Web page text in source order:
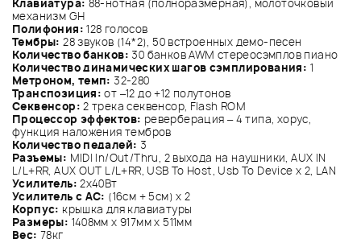
Клавиатура: 88-нотная (полноразмерная), молоточковый
механизм GH
Полифония: 128 голосов
Тембры: 28 звуков (14*2), 50 встроенных демо-песен
Количество банков: 30 банков AWM стереосэмплов пиано
Количество динамических шагов сэмплирования: 1
Метроном, темп: 32-280
Транспозиция: от –12 до +12 полутонов
Секвенсор: 2 трека секвенсор, Flash ROM
Процессор эффектов: реверберация – 4 типа, хорус,
функция наложения тембров
Количество педалей: 3
Разъемы: MIDI In/Out/Thru, 2 выхода на наушники, AUX IN
L/L+RR, AUX OUT L/L+RR, USB To Host, Usb To Device х 2, LAN
Усилитель: 2х40Вт
Усилитель с АС: (16см + 5см) х 2
Корпус: крышка для клавиатуры
Размеры: 1408мм х 917мм х 511мм
Вес: 78кг